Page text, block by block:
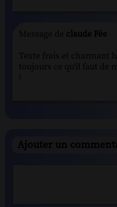
Message de claude Fée
Texte frais et charmant
toujours ce qu'il faut de
!
Ajouter un